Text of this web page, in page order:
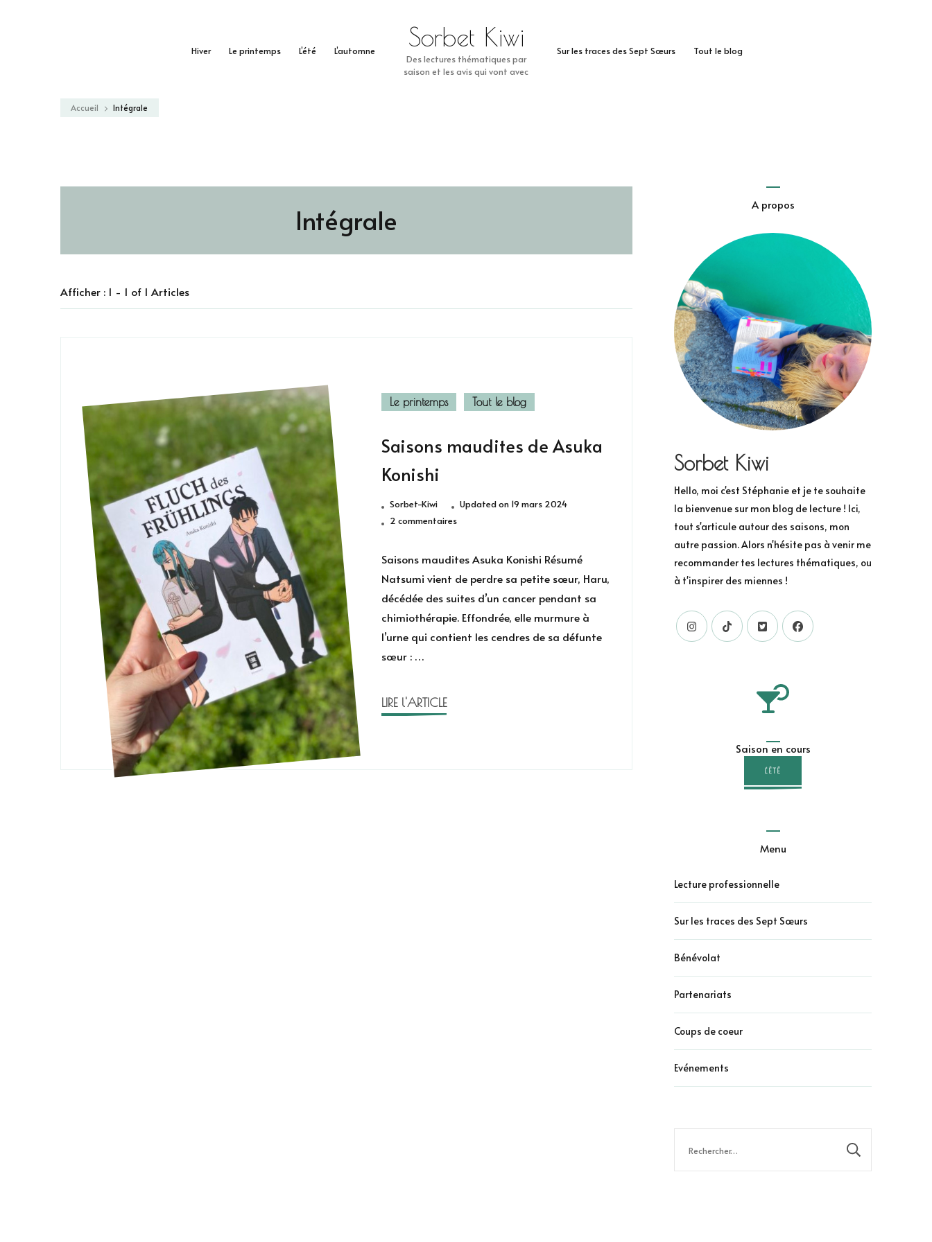
Hiver Le printemps L’été L’automne Sur les traces des Sept Sœurs Tout le blog
Sorbet Kiwi
Des lectures thématiques par
saison et les avis qui vont avec
Accueil Intégrale
Intégrale
Afficher : 1 - 1 of 1 Articles
Le printemps Tout le blog
Saisons maudites de Asuka
Konishi
Sorbet-Kiwi Updated on 19 mars 2024
2 commentairessur
maudites
Asuka
Konishi
Saisons maudites Asuka Konishi Résumé
Natsumi vient de perdre sa petite sœur, Haru,
décédée des suites d’un cancer pendant sa
chimiothérapie. Effondrée, elle murmure à
l’urne qui contient les cendres de sa défunte
sœur : …
LIRE l'ARTICLE
A propos
Sorbet Kiwi
Hello, moi c'est Stéphanie et je te souhaite
la bienvenue sur mon blog de lecture ! Ici,
tout s'articule autour des saisons, mon
autre passion. Alors n'hésite pas à venir me
recommander tes lectures thématiques, ou
à t'inspirer des miennes !
Saison en cours
L'ÉTÉ
Menu
Lecture professionnelle
Sur les traces des Sept Sœurs
Bénévolat
Partenariats
Coups de coeur
Evénements